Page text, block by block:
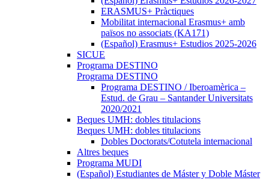
ERASMUS+ Pràctiques
Mobilitat internacional Erasmus+ amb
països no associats (KA171)
(Español) Erasmus+ Estudios 2025-2026
SICUE
Programa DESTINO
Programa DESTINO
Programa DESTINO / Iberoamèrica –
Estud. de Grau – Santander Universitats
2020/2021
Beques UMH: dobles titulacions
Beques UMH: dobles titulacions
Dobles Doctorats/Cotutela internacional
Altres beques
Programa MUDI
(Español) Estudiantes de Máster y Doble Máster